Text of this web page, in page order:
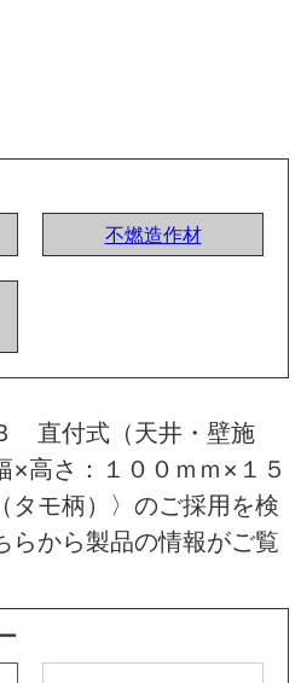
不燃造作材
直付式（天井・壁施
×高さ：１００ｍｍ×１５
タモ柄）〉のご採用を検
らから製品の情報がご覧